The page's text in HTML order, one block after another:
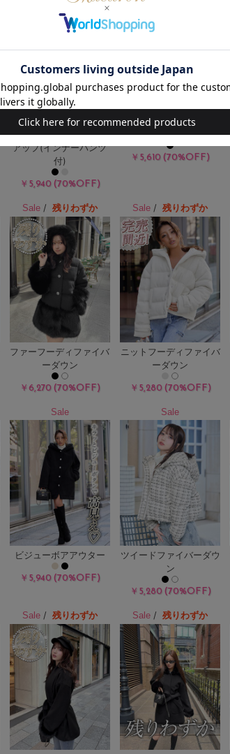
ツイードブルゾンセット
アップ(インナーパンツ
付)
￥5,940 (70%OFF)
バイカラーブルゾン
￥5,610 (70%OFF)
Sale/ 残りわずか
ファーフーディファイバ
ーダウン
￥6,270(70%OFF)
Sale /残りわずか
ニットフーディファイバ
ーダウン
￥5,280(70%OFF)
Sale
ビジューボアアウター
￥5,940(70%OFF)
Sale
ツイードファイバーダウ
ン
￥5,280(70%OFF)
Sale/ 残りわずか Sale /残りわずか